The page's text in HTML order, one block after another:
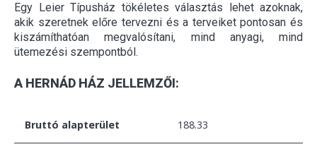
Egy Leier Típusház tökéletes választás lehet azoknak,
akik szeretnek előre tervezni és a terveiket pontosan és
kiszámíthatóan megvalósítani, mind anyagi, mind
ütemezési szempontból.
A HERNÁD HÁZ JELLEMZŐI:
Bruttó alapterület 188.33